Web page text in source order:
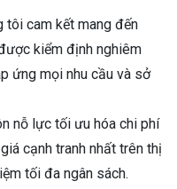
tôi cam kết mang đến
kiểm định nghiêm
ứng mọi nhu cầu và sở
nỗ lực tối ưu hóa chi phí
cạnh tranh nhất trên thị
tối đa ngân sách.